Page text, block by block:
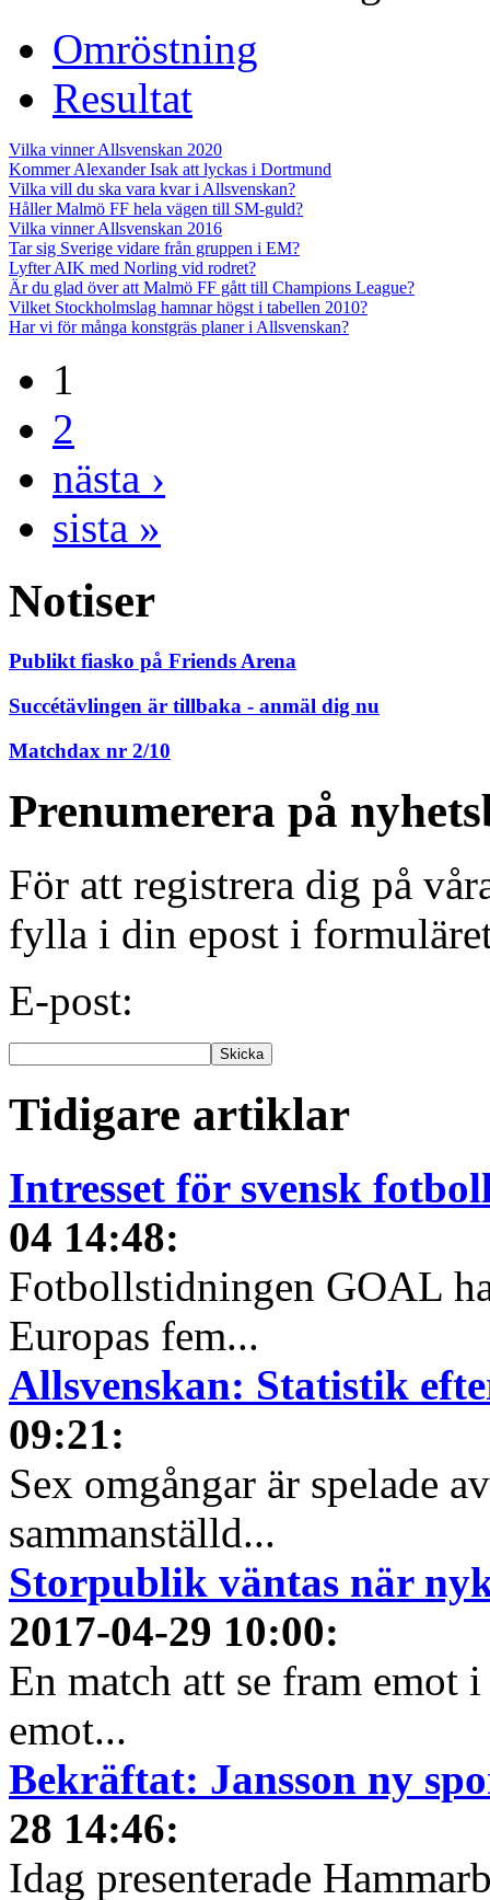
Omröstning
Resultat
Vilka vinner Allsvenskan 2020
Kommer Alexander Isak att lyckas i Dortmund
Vilka vill du ska vara kvar i Allsvenskan?
Håller Malmö FF hela vägen till SM-guld?
Vilka vinner Allsvenskan 2016
Tar sig Sverige vidare från gruppen i EM?
Lyfter AIK med Norling vid rodret?
Är du glad över att Malmö FF gått till Champions League?
Vilket Stockholmslag hamnar högst i tabellen 2010?
Har vi för många konstgräs planer i Allsvenskan?
1
2
nästa ›
sista »
Notiser
Publikt fiasko på Friends Arena
Succétävlingen är tillbaka - anmäl dig nu
Matchdax nr 2/10
Prenumerera på
För att registrera dig på
fylla i din epost i
E-post:
Tidigare artiklar
Intresset för svensk
04 14:48:
Fotbollstidningen GOAL
Europas fem...
Allsvenskan: Statistik
09:21:
Sex omgångar är spelade
sammanställd...
Storpublik väntas när
2017-04-29 10:00:
En match att se fram emot
emot...
Bekräftat: Jansson ny
28 14:46:
Idag presenterade